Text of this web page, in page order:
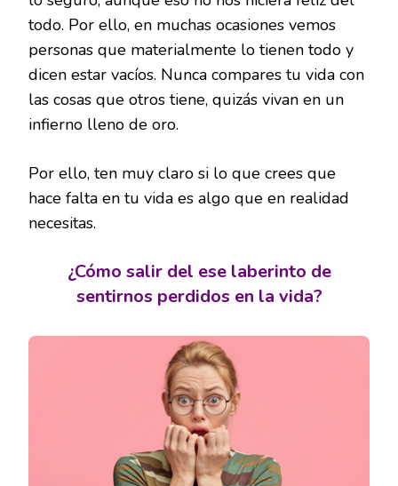
todo. Por ello, en muchas ocasiones vemos
personas que materialmente lo tienen todo y
dicen estar vacíos. Nunca compares tu vida con
las cosas que otros tiene, quizás vivan en un
infierno lleno de oro.
Por ello, ten muy claro si lo que crees que
hace falta en tu vida es algo que en realidad
necesitas.
¿Cómo salir del ese laberinto de
sentirnos perdidos en la vida?